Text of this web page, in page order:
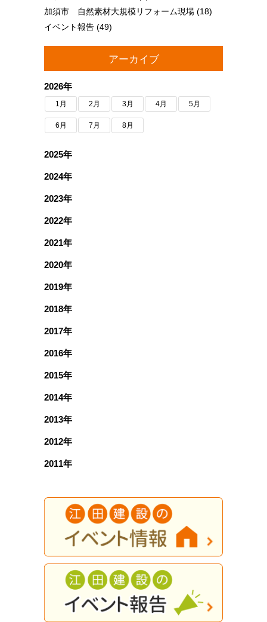
加須市 自然素材大規模リフォーム現場 (18)
イベント報告 (49)
アーカイブ
2026年
1月 2月 3月 4月 5月
6月 7月 8月
2025年
2024年
2023年
2022年
2021年
2020年
2019年
2018年
2017年
2016年
2015年
2014年
2013年
2012年
2011年